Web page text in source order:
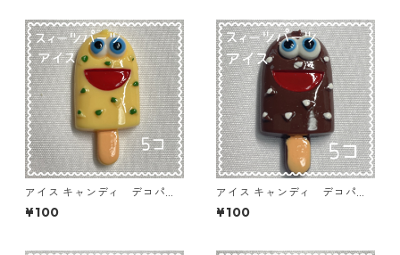
アイス キャンディ デコパー
ツ 顔付きイエロー 5個入り
貼り付けパーツ【DP-IC-012
¥100
アイス キャンディ デコパー
ツ 顔付きブラウン 5個入り
貼り付けパーツ【DP-IC-011b
¥100